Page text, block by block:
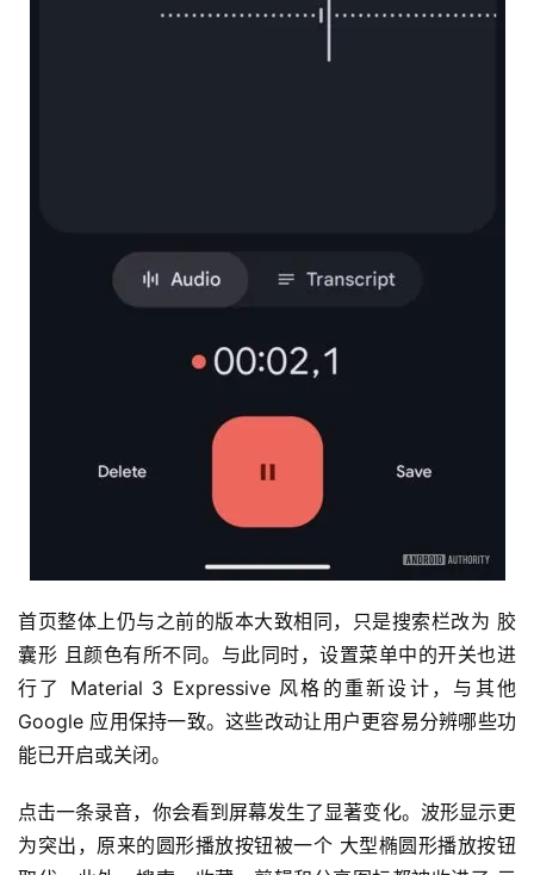
首页整体上仍与之前的版本大致相同，只是搜索栏改为 胶
囊形 且颜色有所不同。与此同时，设置菜单中的开关也进
行了 Material 3 Expressive 风格的重新设计，与其他
Google 应用保持一致。这些改动让用户更容易分辨哪些功
能已开启或关闭。
点击一条录音，你会看到屏幕发生了显著变化。波形显示更
为突出，原来的圆形播放按钮被一个 大型椭圆形播放按钮